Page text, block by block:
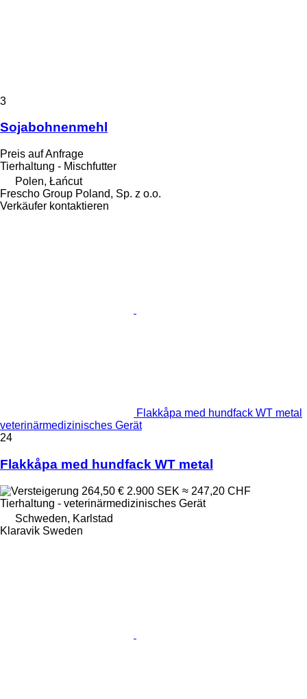
3
Sojabohnenmehl
Preis auf Anfrage
Tierhaltung - Mischfutter
Polen, Łańcut
Frescho Group Poland, Sp. z o.o.
Verkäufer kontaktieren
Flakkåpa med hundfack WT metal
veterinärmedizinisches Gerät
24
Flakkåpa med hundfack WT metal
264,50 € 2.900 SEK ≈ 247,20 CHF
Tierhaltung - veterinärmedizinisches Gerät
Schweden, Karlstad
Klaravik Sweden